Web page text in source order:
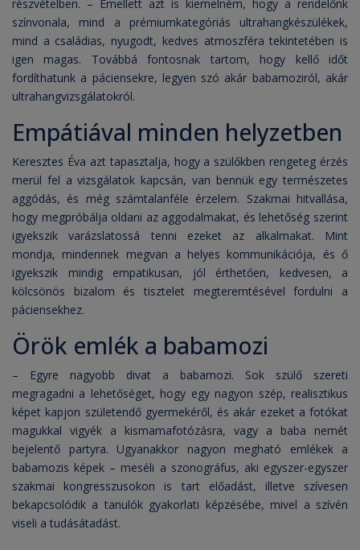
részvételben. – Emellett azt is kiemelném, hogy a rendelőnk
színvonala, mind a prémiumkategóriás ultrahangkészülékek,
mind a családias, nyugodt, kedves atmoszféra tekintetében is
igen magas. Továbbá fontosnak tartom, hogy kellő időt
fordíthatunk a páciensekre, legyen szó akár babamoziról, akár
ultrahangvizsgálatokról.
Empátiával minden helyzetben
Keresztes Éva azt tapasztalja, hogy a szülőkben rengeteg érzés
merül fel a vizsgálatok kapcsán, van bennük egy természetes
aggódás, és még számtalanféle érzelem. Szakmai hitvallása,
hogy megpróbálja oldani az aggodalmakat, és lehetőség szerint
igyekszik varázslatossá tenni ezeket az alkalmakat. Mint
mondja, mindennek megvan a helyes kommunikációja, és ő
igyekszik mindig empatikusan, jól érthetően, kedvesen, a
kölcsönös bizalom és tisztelet megteremtésével fordulni a
páciensekhez.
Örök emlék a babamozi
– Egyre nagyobb divat a babamozi. Sok szülő szereti
megragadni a lehetőséget, hogy egy nagyon szép, realisztikus
képet kapjon születendő gyermekéről, és akár ezeket a fotókat
magukkal vigyék a kismamafotózásra, vagy a baba nemét
bejelentő partyra. Ugyanakkor nagyon megható emlékek a
babamozis képek – meséli a szonográfus, aki egyszer-egyszer
szakmai kongresszusokon is tart előadást, illetve szívesen
bekapcsolódik a tanulók gyakorlati képzésébe, mivel a szívén
viseli a tudásátadást.